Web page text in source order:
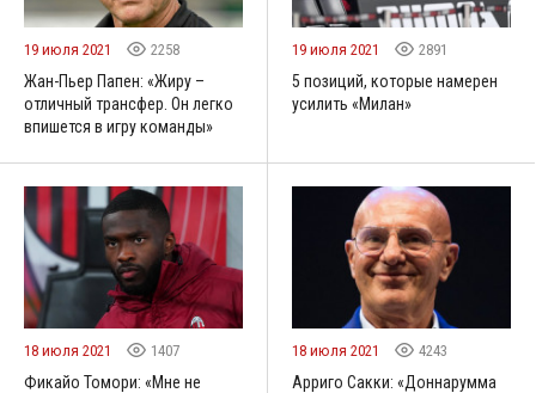
19 июля 2021 2258
Жан-Пьер Папен: «Жиру –
отличный трансфер. Он легко
впишется в игру команды»
19 июля 2021 2891
5 позиций, которые намерен
усилить «Милан»
18 июля 2021 1407
Фикайо Томори: «Мне не
18 июля 2021 4243
Арриго Сакки: «Доннарумма